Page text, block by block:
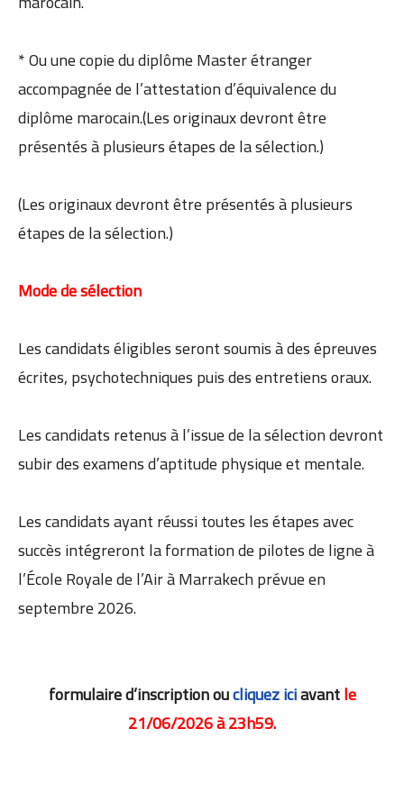
* Ou une copie du diplôme Master étranger
accompagnée de l’attestation d’équivalence du
diplôme marocain.(Les originaux devront être
présentés à plusieurs étapes de la sélection.)
(Les originaux devront être présentés à plusieurs
étapes de la sélection.)
Mode de sélection
Les candidats éligibles seront soumis à des épreuves
écrites, psychotechniques puis des entretiens oraux.
Les candidats retenus à l’issue de la sélection devront
subir des examens d’aptitude physique et mentale.
Les candidats ayant réussi toutes les étapes avec
succès intégreront la formation de pilotes de ligne à
l’École Royale de l’Air à Marrakech prévue en
septembre 2026.
formulaire d’inscription oucliquez iciavantle
21/06/2026 à 23h59.